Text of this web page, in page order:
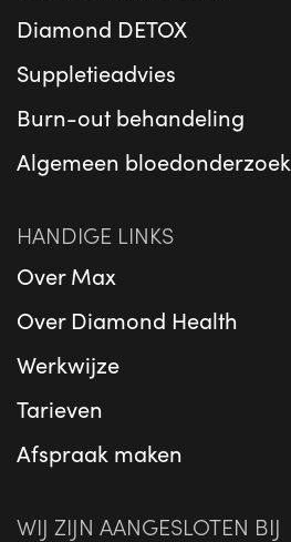
Diamond DETOX
Suppletieadvies
Burn-out behandeling
Algemeen bloedonderzoek
HANDIGE LINKS
Over Max
Over Diamond Health
Werkwijze
Tarieven
Afspraak maken
WIJ ZIJN AANGESLOTEN BIJ